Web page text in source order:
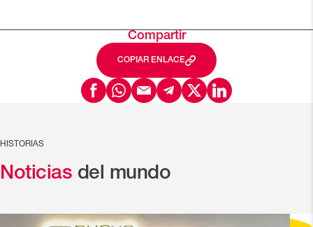
Compartir
COPIAR ENLACE
HISTORIAS
Noticias del mundo